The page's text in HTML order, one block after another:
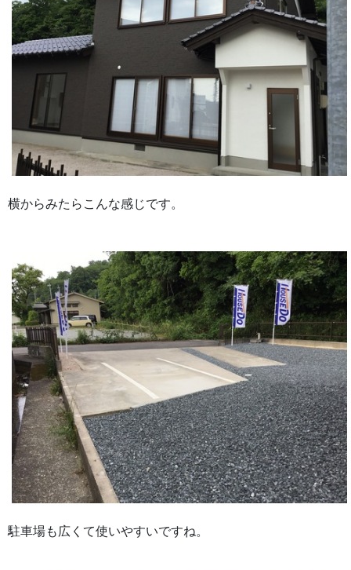
横からみたらこんな感じです。
駐車場も広くて使いやすいですね。